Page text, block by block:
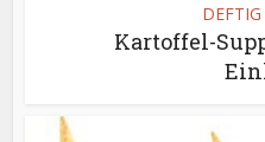
Kartoffel-